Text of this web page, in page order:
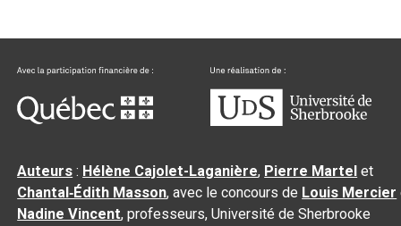
Auteurs : Hélène Cajolet-Laganière, Pierre Martel et
Chantal‑Édith Masson, avec le concours de Louis Mercier
Nadine Vincent, professeurs, Université de Sherbrooke